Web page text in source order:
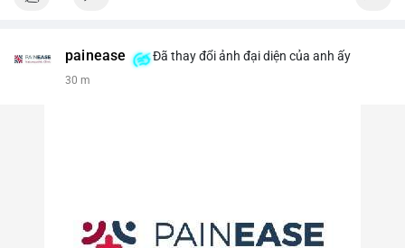
painease Đã thay đổi ảnh đại diện của anh ấy
30 m